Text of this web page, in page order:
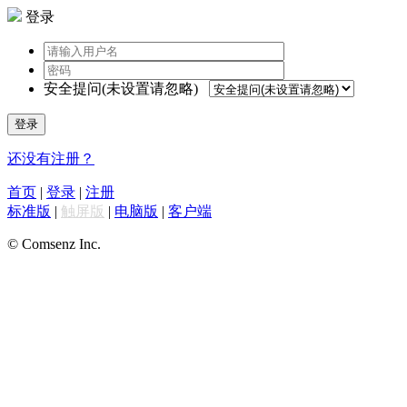
登录
安全提问(未设置请忽略)
登录
还没有注册？
首页 | 登录 | 注册
标准版 | 触屏版 | 电脑版 | 客户端
© Comsenz Inc.